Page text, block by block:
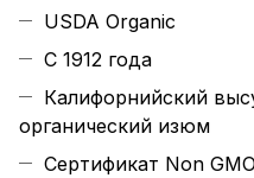
USDA Organic
С 1912 года
Калифорнийский
органический изюм
Сертификат Non